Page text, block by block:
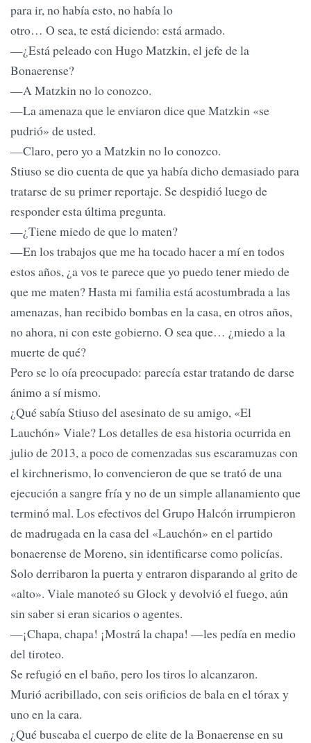
para ir, no había esto, no había lo
otro… O sea, te está diciendo: está armado.
—¿Está peleado con Hugo Matzkin, el jefe de la
Bonaerense?
—A Matzkin no lo conozco.
—La amenaza que le enviaron dice que Matzkin «se
pudrió» de usted.
—Claro, pero yo a Matzkin no lo conozco.
Stiuso se dio cuenta de que ya había dicho demasiado para
tratarse de su primer reportaje. Se despidió luego de
responder esta última pregunta.
—¿Tiene miedo de que lo maten?
—En los trabajos que me ha tocado hacer a mí en todos
estos años, ¿a vos te parece que yo puedo tener miedo de
que me maten? Hasta mi familia está acostumbrada a las
amenazas, han recibido bombas en la casa, en otros años,
no ahora, ni con este gobierno. O sea que… ¿miedo a la
muerte de qué?
Pero se lo oía preocupado: parecía estar tratando de darse
ánimo a sí mismo.
¿Qué sabía Stiuso del asesinato de su amigo, «El
Lauchón» Viale? Los detalles de esa historia ocurrida en
julio de 2013, a poco de comenzadas sus escaramuzas con
el kirchnerismo, lo convencieron de que se trató de una
ejecución a sangre fría y no de un simple allanamiento que
terminó mal. Los efectivos del Grupo Halcón irrumpieron
de madrugada en la casa del «Lauchón» en el partido
bonaerense de Moreno, sin identificarse como policías.
Solo derribaron la puerta y entraron disparando al grito de
«alto». Viale manoteó su Glock y devolvió el fuego, aún
sin saber si eran sicarios o agentes.
—¡Chapa, chapa! ¡Mostrá la chapa! —les pedía en medio
del tiroteo.
Se refugió en el baño, pero los tiros lo alcanzaron.
Murió acribillado, con seis orificios de bala en el tórax y
uno en la cara.
¿Qué buscaba el cuerpo de elite de la Bonaerense en su